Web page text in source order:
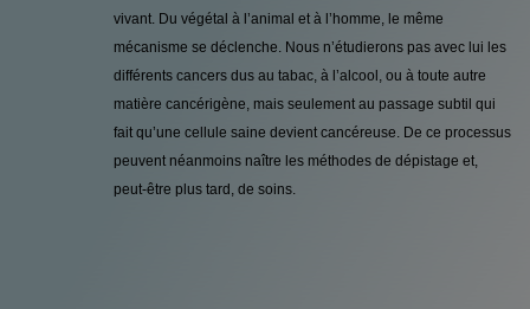
vivant. Du végétal à l’animal et à l’homme, le même
mécanisme se déclenche. Nous n’étudierons pas avec lui les
différents cancers dus au tabac, à l’alcool, ou à toute autre
matière cancérigène, mais seulement au passage subtil qui
fait qu’une cellule saine devient cancéreuse. De ce processus
peuvent néanmoins naître les méthodes de dépistage et,
peut-être plus tard, de soins.